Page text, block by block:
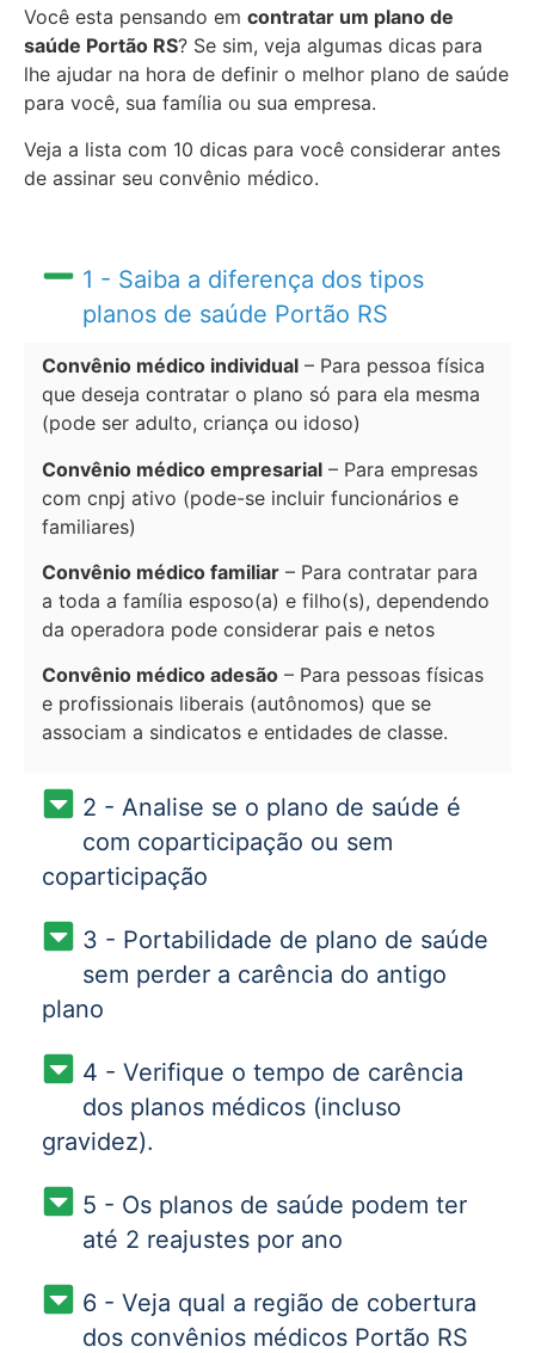
Você esta pensando em contratar um plano de
saúde Portão RS? Se sim, veja algumas dicas para
lhe ajudar na hora de definir o melhor plano de saúde
para você, sua família ou sua empresa.
Veja a lista com 10 dicas para você considerar antes
de assinar seu convênio médico.
1 - Saiba a diferença dos tipos
planos de saúde Portão RS
Convênio médico individual – Para pessoa física
que deseja contratar o plano só para ela mesma
(pode ser adulto, criança ou idoso)
Convênio médico empresarial – Para empresas
com cnpj ativo (pode-se incluir funcionários e
familiares)
Convênio médico familiar – Para contratar para
a toda a família esposo(a) e filho(s), dependendo
da operadora pode considerar pais e netos
Convênio médico adesão – Para pessoas físicas
e profissionais liberais (autônomos) que se
associam a sindicatos e entidades de classe.
2 - Analise se o plano de saúde é
com coparticipação ou sem
coparticipação
3 - Portabilidade de plano de saúde
sem perder a carência do antigo
plano
4 - Verifique o tempo de carência
dos planos médicos (incluso
gravidez).
5 - Os planos de saúde podem ter
até 2 reajustes por ano
6 - Veja qual a região de cobertura
dos convênios médicos Portão RS